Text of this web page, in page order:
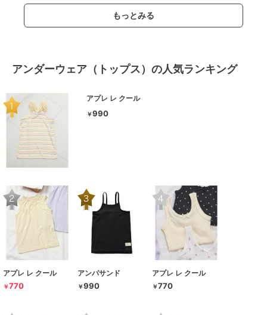
もっとみる
アンダーウェア（トップス）の人気ランキング
アプレ レ クール
￥990
アプレ レ クール
￥770
アンパサンド
￥990
アプレ レ クール
￥770